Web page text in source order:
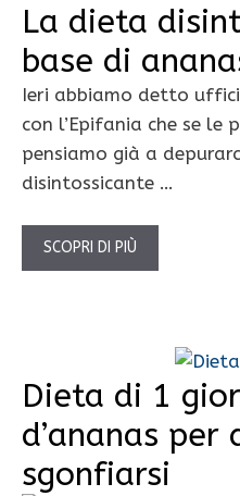
La dieta
base di
Ieri abbiamo detto
con l’Epifania che se
pensiamo già a
disintossicante …
SCOPRI DI PIÙ
Dieta di 1
d’ananas per
sgonfiarsi